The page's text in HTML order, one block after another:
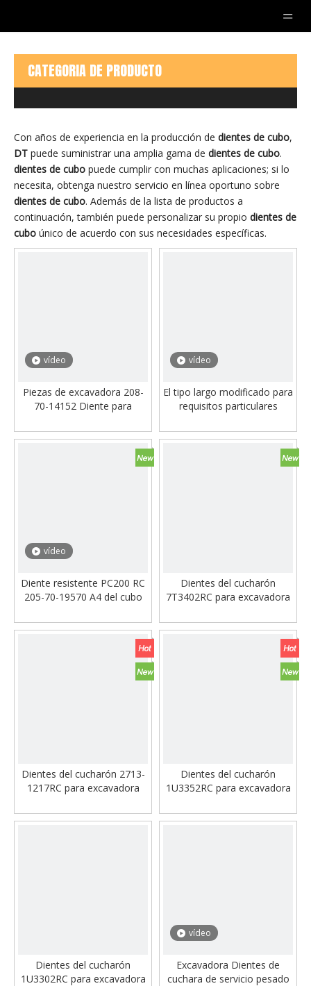
dientes de cubo
CATEGORIA DE PRODUCTO
Con años de experiencia en la producción de dientes de cubo,
DT puede suministrar una amplia gama de dientes de cubo.
dientes de cubo puede cumplir con muchas aplicaciones; si lo
necesita, obtenga nuestro servicio en línea oportuno sobre
dientes de cubo. Además de la lista de productos a
continuación, también puede personalizar su propio dientes de
cubo único de acuerdo con sus necesidades específicas.
vídeo
Piezas de excavadora 208-
70-14152 Diente para
Komatsu PC400-8
vídeo
El tipo largo modificado para
requisitos particulares
cubo parte los dientes del
vídeo
Diente resistente PC200 RC
205-70-19570 A4 del cubo
cubo del excavador
Dientes del cucharón
7T3402RC para excavadora
Dientes del cucharón 2713-
1217RC para excavadora
Dientes del cucharón
1U3352RC para excavadora
Dientes del cucharón
1U3302RC para excavadora
vídeo
Excavadora Dientes de
cuchara de servicio pesado